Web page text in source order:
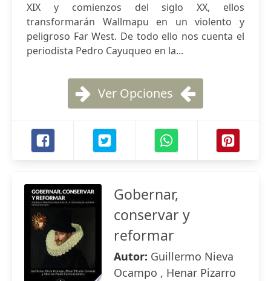
XIX y comienzos del siglo XX, ellos
transformarán Wallmapu en un violento y
peligroso Far West. De todo ello nos cuenta el
periodista Pedro Cayuqueo en la...
Ver Opciones
Gobernar,
conservar y
reformar
Autor: Guillermo Nieva
Ocampo , Henar Pizarro